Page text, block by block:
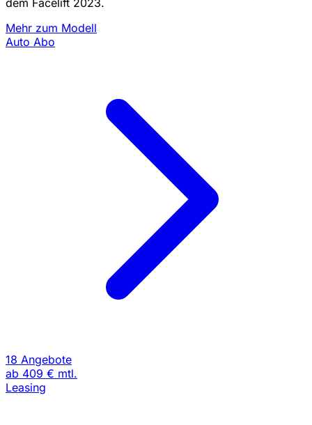
dem Facelift 2023.
Mehr zum Modell
Auto Abo
18 Angebote
ab 409 € mtl.
Leasing